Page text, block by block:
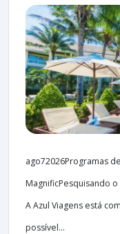
ago72026Programas
MagnificPesquisando
A Azul Viagens está
possível...